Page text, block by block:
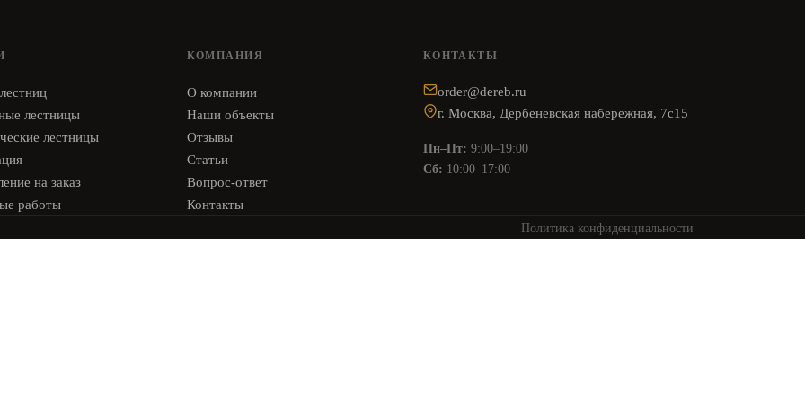
лестницы
лестницы
на заказ
работы
КОМПАНИЯ
О компании
Наши объекты
Отзывы
Статьи
Вопрос-ответ
Контакты
КОНТАКТЫ
order@dereb.ru
г. Москва, Дербеневская набережная, 7с15
Пн–Пт: 9:00–19:00
Сб: 10:00–17:00
Политика конфиденциальности